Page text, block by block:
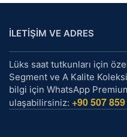
İLETİŞİM VE ADRES
Lüks saat tutkunları için
Segment ve A Kalite
bilgi için WhatsApp
ulaşabilirsiniz: +90 507